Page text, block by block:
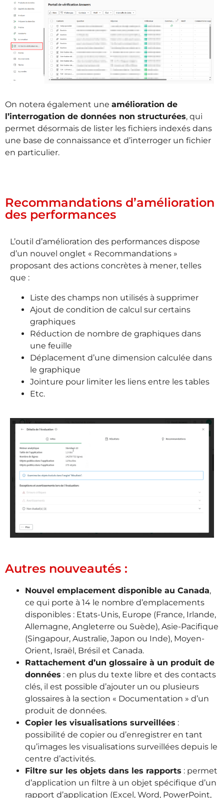
On notera également une amélioration de
l’interrogation de données non structurées, qui
permet désormais de lister les fichiers indexés dans
une base de connaissance et d’interroger un fichier
en particulier.
Recommandations d’amélioration
des performances
L’outil d’amélioration des performances dispose
d’un nouvel onglet « Recommandations »
proposant des actions concrètes à mener, telles
que :
Liste des champs non utilisés à supprimer
Ajout de condition de calcul sur certains
graphiques
Réduction de nombre de graphiques dans
une feuille
Déplacement d’une dimension calculée dans
le graphique
Jointure pour limiter les liens entre les tables
Etc.
Autres nouveautés :
Nouvel emplacement disponible au Canada,
ce qui porte à 14 le nombre d’emplacements
disponibles : Etats-Unis, Europe (France, Irlande,
Allemagne, Angleterre ou Suède), Asie-Pacifique
(Singapour, Australie, Japon ou Inde), Moyen-
Orient, Israël, Brésil et Canada.
Rattachement d’un glossaire à un produit de
données : en plus du texte libre et des contacts
clés, il est possible d’ajouter un ou plusieurs
glossaires à la section « Documentation » d’un
produit de données.
Copier les visualisations surveillées :
possibilité de copier ou d’enregistrer en tant
qu’images les visualisations surveillées depuis le
centre d’activités.
Filtre sur les objets dans les rapports : permet
d’application un filtre à un objet spécifique d’un
rapport d’application (Excel, Word, PowerPoint,